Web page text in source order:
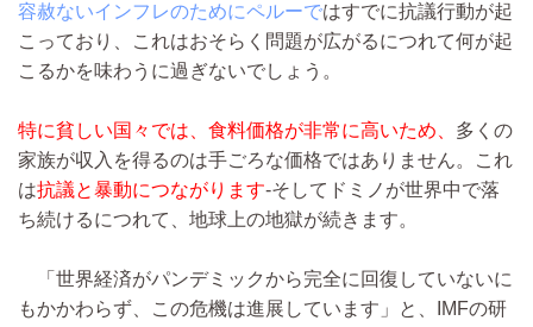
容赦ないインフレのためにペルーではすでに抗議行動が起
こっており、これはおそらく問題が広がるにつれて何が起
こるかを味わうに過ぎないでしょう。
特に貧しい国々では、食料価格が非常に高いため、 多くの
家族が収入を得るのは手ごろな価格ではありません。これ
は抗議と暴動につながります-そしてドミノが世界中で落
ち続けるにつれて、地球上の地獄が続きます。
「世界経済がパンデミックから完全に回復していないに
もかかわらず、この危機は進展しています」と、IMFの研